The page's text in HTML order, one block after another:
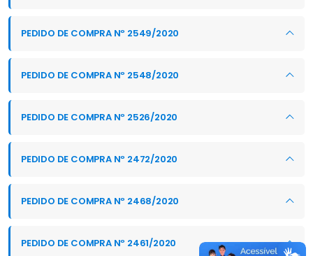
PEDIDO DE COMPRA Nº 2549/2020
PEDIDO DE COMPRA Nº 2548/2020
PEDIDO DE COMPRA Nº 2526/2020
PEDIDO DE COMPRA Nº 2472/2020
PEDIDO DE COMPRA Nº 2468/2020
PEDIDO DE COMPRA Nº 2461/2020